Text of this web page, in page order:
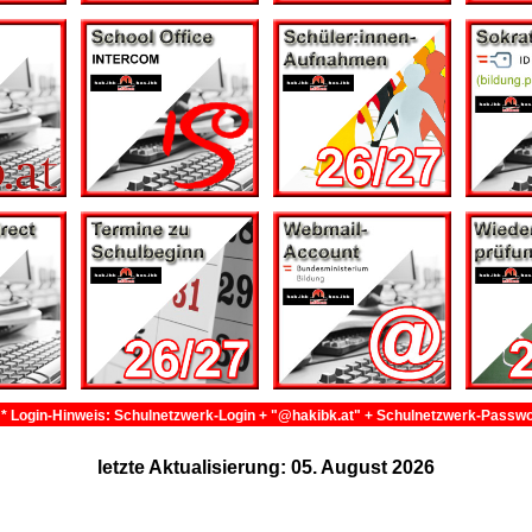
* Login-Hinweis: Schulnetzwerk-Login + "@hakibk.at" + Schulnetzwerk-
letzte Aktualisierung: 05. August 2026